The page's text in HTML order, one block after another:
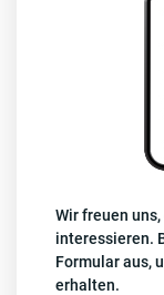
Wir freuen
interessieren.
Formular aus,
erhalten.